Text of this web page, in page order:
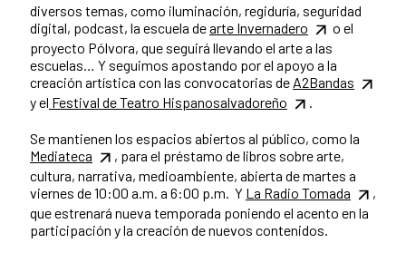
diversos temas, como iluminación, regiduría, seguridad
digital, podcast, la escuela dearte Invernadero
o el
proyecto Pólvora, que seguirá llevando el arte a las
escuelas… Y seguimos apostando por el apoyo a la
creación artística con las convocatorias de A2Bandas
y el Festival de Teatro Hispanosalvadoreño .
Se mantienen los espacios abiertos al público, como la
Mediateca
, para el préstamo de libros sobre arte,
cultura, narrativa, medioambiente, abierta de martes a
viernes de 10:00 a.m. a 6:00 p.m. Y La Radio Tomada
,
que estrenará nueva temporada poniendo el acento en la
participación y la creación de nuevos contenidos.